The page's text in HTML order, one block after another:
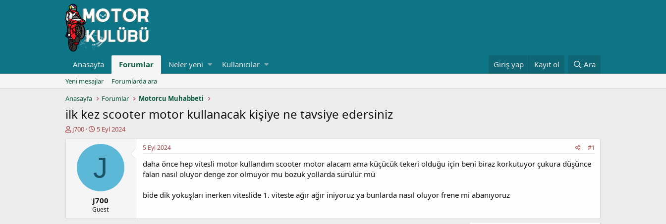
Anasayfa Forumlar Neler yeni Kullanıcılar Giriş yap Kayıt ol Ara
Yeni mesajlar
Forumlarda ara
Anasayfa
Forumlar Motorcu Muhabbeti
ilk kez scooter motor kullanacak kişiye ne tavsiye edersiniz
K
a
j700
B
ş
n
ı
ç
t
a
5 Eyl 2024
J
j700
Guest
5 Eyl 2024 #1
daha önce hep vitesli motor kullandım scooter motor alacam ama küçücük tekeri olduğu için beni biraz korkutuyor çukura düşünce
falan nasıl oluyor denge zor olmuyor mu bozuk yollarda sürülür mü
bide dik yokuşları inerken viteslide 1. viteste ağır ağır iniyoruz ya bunlarda nasıl oluyor frene mi abanıyoruz